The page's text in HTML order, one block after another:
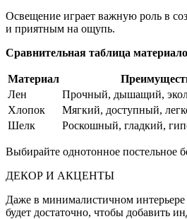
Освещение играет важную роль в
и приятным на ощупь.
Сравнительная таблица
Материал
Лен
Прочный, дышащий,
Хлопок
Мягкий, доступный,
Шелк
Роскошный, гладкий,
Выбирайте однотонное постельное
ДЕКОР И АКЦЕНТЫ
Даже в минималистичном интерьере
будет достаточно, чтобы добавить